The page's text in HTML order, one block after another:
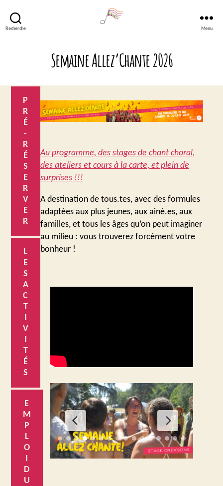
Recherche Menu
Semaine Allez’Chante 2026
P
R
É
-
R
É
S
E
R
V
E
R
L
E
S
A
C
T
I
V
I
T
É
S
E
M
P
L
O
I
D
U
Au programme, des stages de chant choral,
des ateliers et cours à la carte, et plein de
surprises !!!
A destination de tous.tes, avec des formules
adaptées aux plus jeunes, aux ainé.es, aux
familles, et tous les âges qu’on peut imaginer
au milieu : vous trouverez forcément votre
bonheur !